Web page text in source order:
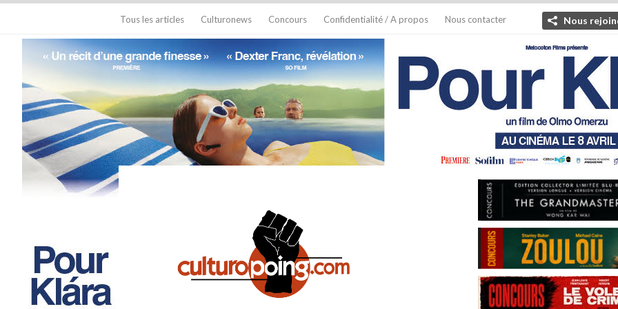
Tous les articles Culturonews Concours Confidentialité / A propos Nous contacter Nous